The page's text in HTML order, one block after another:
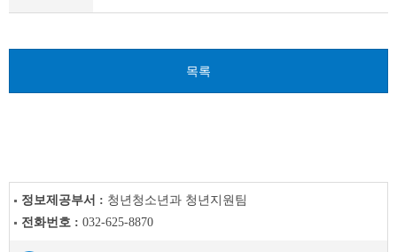
글
목록
정보제공부서 : 청년청소년과 청년지원팀
전화번호 : 032-625-8870